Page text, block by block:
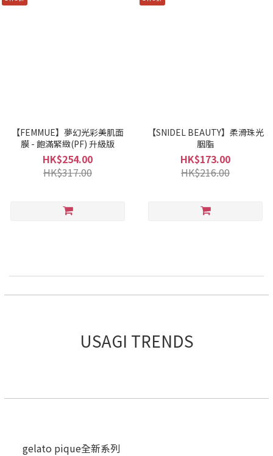
【FEMMUE】夢幻光彩美肌面
膜 - 飽滿緊緻(PF) 升級版
HK$254.00
HK$317.00
【SNIDEL BEAUTY】柔滑珠光
胭脂
HK$173.00
HK$216.00
USAGI TRENDS
gelato pique全新系列